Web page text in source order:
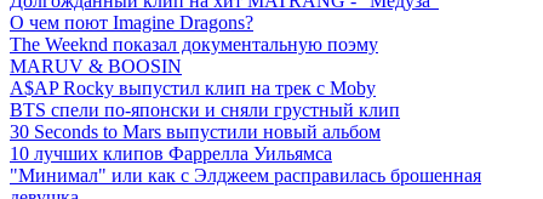
О чем поют Imagine Dragons?
The Weeknd показал документальную поэму
MARUV & BOOSIN
A$AP Rocky выпустил клип на трек с Moby
BTS спели по-японски и сняли грустный клип
30 Seconds to Mars выпустили новый альбом
10 лучших клипов Фаррелла Уильямса
"Минимал" или как с Элджеем расправилась брошенная